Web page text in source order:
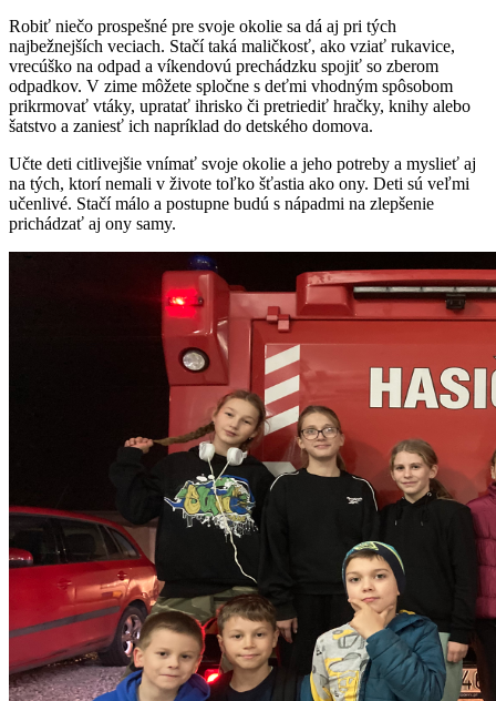
Robiť niečo prospešné pre svoje okolie sa dá aj pri tých
najbežnejších veciach. Stačí taká maličkosť, ako vziať rukavice,
vrecúško na odpad a víkendovú prechádzku spojiť so zberom
odpadkov. V zime môžete spločne s deťmi vhodným spôsobom
prikrmovať vtáky, upratať ihrisko či pretriediť hračky, knihy alebo
šatstvo a zaniesť ich napríklad do detského domova.
Učte deti citlivejšie vnímať svoje okolie a jeho potreby a myslieť aj
na tých, ktorí nemali v živote toľko šťastia ako ony. Deti sú veľmi
učenlivé. Stačí málo a postupne budú s nápadmi na zlepšenie
prichádzať aj ony samy.